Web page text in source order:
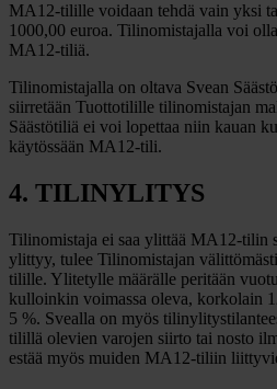
MA12-tilille voidaan tehdä vain yksi
1000,00 euroa. Tilinomistajalla voi
MA12-tiliä.
Tilinomistajalla on oltava Svean
siirretään Tuottotilille tilinomistajan
Säästötiliä ei voi lopettaa niin kauan
käytössään MA12-tili.
4. TILINYLITYS
Tilinomistaja ei saa ylittää MA12-
ylittyy, tulee Tilinomistajan
tilille. Ylitetylle määrälle peritään
kulloinkin voimassa oleva, korkolain
5 %. Svealla on myös
tilillä olevien varojen siirto tai nosto
estää myös muiden MA12-tiliin